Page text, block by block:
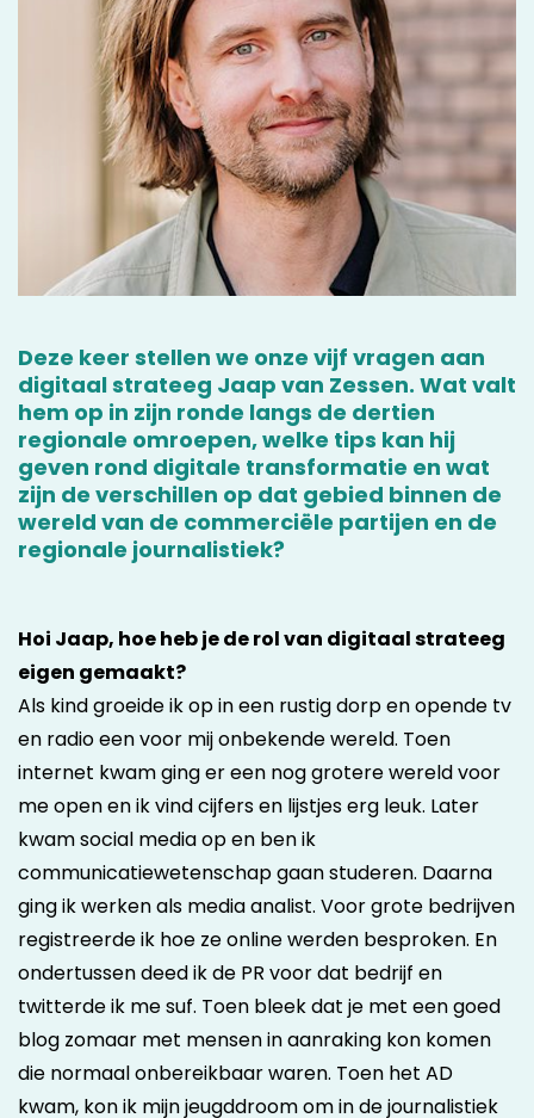
Deze keer stellen we onze vijf vragen aan
digitaal strateeg Jaap van Zessen. Wat valt
hem op in zijn ronde langs de dertien
regionale omroepen, welke tips kan hij
geven rond digitale transformatie en wat
zijn de verschillen op dat gebied binnen de
wereld van de commerciële partijen en de
regionale journalistiek?
Hoi Jaap, hoe heb je de rol van digitaal strateeg
eigen gemaakt?
Als kind groeide ik op in een rustig dorp en opende tv
en radio een voor mij onbekende wereld. Toen
internet kwam ging er een nog grotere wereld voor
me open en ik vind cijfers en lijstjes erg leuk. Later
kwam social media op en ben ik
communicatiewetenschap gaan studeren. Daarna
ging ik werken als media analist. Voor grote bedrijven
registreerde ik hoe ze online werden besproken. En
ondertussen deed ik de PR voor dat bedrijf en
twitterde ik me suf. Toen bleek dat je met een goed
blog zomaar met mensen in aanraking kon komen
die normaal onbereikbaar waren. Toen het AD
kwam, kon ik mijn jeugddroom om in de journalistiek